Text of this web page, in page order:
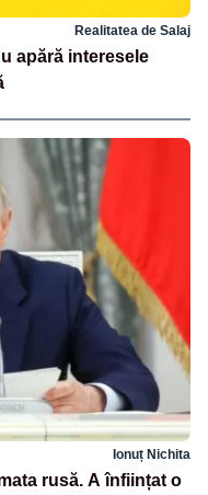
Realitatea de Salaj
apără interesele
Ionuț Nichita
rusă. A înființat o